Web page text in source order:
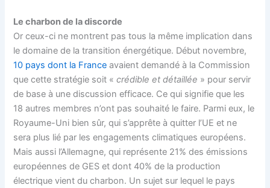
Le charbon de la discorde
Or ceux-ci ne montrent pas tous la même implication dans
le domaine de la transition énergétique. Début novembre,
10 pays dont la France avaient demandé à la Commission
que cette stratégie soit «crédible et détaillée » pour servir
de base à une discussion efficace. Ce qui signifie que les
18 autres membres n’ont pas souhaité le faire. Parmi eux, le
Royaume-Uni bien sûr, qui s’apprête à quitter l’UE et ne
sera plus lié par les engagements climatiques européens.
Mais aussi l’Allemagne, qui représente 21% des émissions
européennes de GES et dont 40% de la production
électrique vient du charbon. Un sujet sur lequel le pays